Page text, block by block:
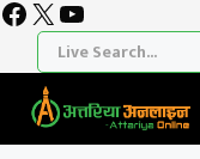
Skip
content
Facebook
X YouTube